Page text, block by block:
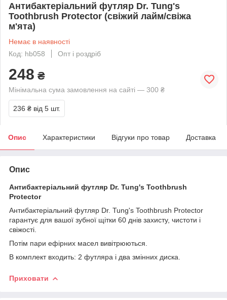
Антибактеріальний футляр Dr. Tung's
Toothbrush Protector (свіжий лайм/свіжа
м'ята)
Немає в наявності
Код: hb058
Опт і роздріб
248 ₴
Мінімальна сума замовлення на сайті — 300 ₴
236 ₴ від 5 шт.
Опис Характеристики Відгуки про товар Доставка
Опис
Антибактеріальний футляр Dr. Tung's Toothbrush
Protector
Антибактеріальний футляр Dr. Tung's Toothbrush Protector
гарантує для вашої зубної щітки 60 днів захисту, чистоти і
свіжості.
Потім пари ефірних масел вивітрюються.
В комплект входить: 2 футляра і два змінних диска.
Приховати